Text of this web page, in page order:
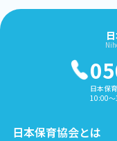
日本保
10:00〜
日本保育協会とは